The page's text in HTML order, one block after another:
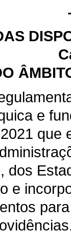
e
dos
e